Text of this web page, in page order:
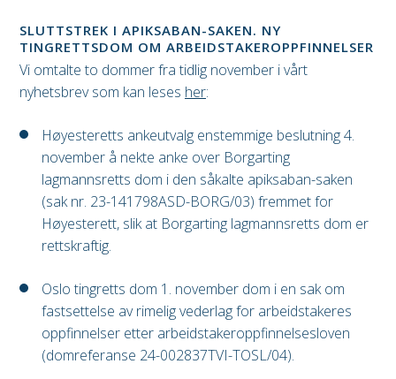
SLUTTSTREK I APIKSABAN-SAKEN. NY
TINGRETTSDOM OM ARBEIDSTAKEROPPFINNELSER
Vi omtalte to dommer fra tidlig november i vårt
nyhetsbrev som kan leses her:
Høyesteretts ankeutvalg enstemmige beslutning 4.
november å nekte anke over Borgarting
lagmannsretts dom i den såkalte apiksaban-saken
(sak nr. 23-141798ASD-BORG/03) fremmet for
Høyesterett, slik at Borgarting lagmannsretts dom er
rettskraftig.
Oslo tingretts dom 1. november dom i en sak om
fastsettelse av rimelig vederlag for arbeidstakeres
oppfinnelser etter arbeidstakeroppfinnelsesloven
(domreferanse 24-002837TVI-TOSL/04).